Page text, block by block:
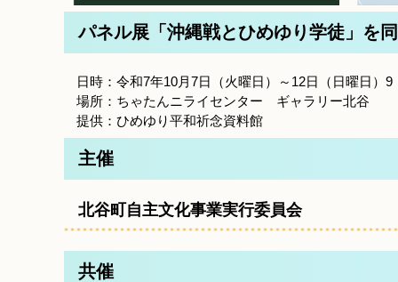
パネル展「沖縄戦とひめゆり学徒」を
日時：令和7年10月7日（火曜日）～12日（日曜日）9
場所：ちゃたんニライセンター ギャラリー北谷
提供：ひめゆり平和祈念資料館
主催
北谷町自主文化事業実行委員会
共催